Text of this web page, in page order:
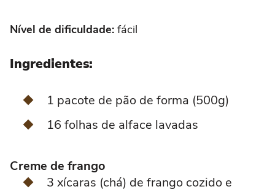
Nível de dificuldade: fácil
Ingredientes:
1 pacote de pão de forma (500g)
16 folhas de alface lavadas
Creme de frango
3 xícaras (chá) de frango cozido e